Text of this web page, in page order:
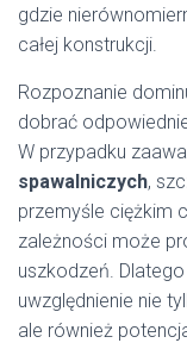
gdzie
całej konstrukcji.
Rozpoznanie
dobrać
W przypadku
spawalniczych,
przemyśle ciężkim
zależności może
uszkodzeń.
uwzględnienie nie
ale również